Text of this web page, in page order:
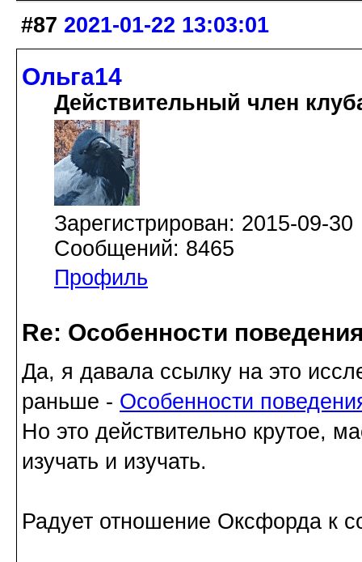
#87 2021-01-22 13:03:01
Ольга14
Действительный член
Зарегистрирован: 2015-09-30
Сообщений: 8465
Профиль
Re: Особенности
Да, я давала ссылку на это
раньше - Особенности
Но это действительно крутое,
изучать и изучать.
Радует отношение Оксфорда к